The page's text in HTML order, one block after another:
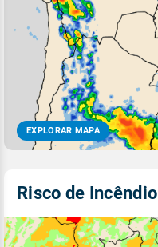
EXPLORAR MAPA
Risco de Incêndio